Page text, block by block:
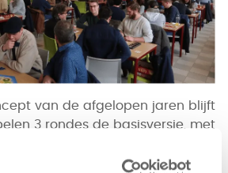
van de afgelopen jaren blijft
3 rondes de basisversie, met
4 van het klassement samen aan